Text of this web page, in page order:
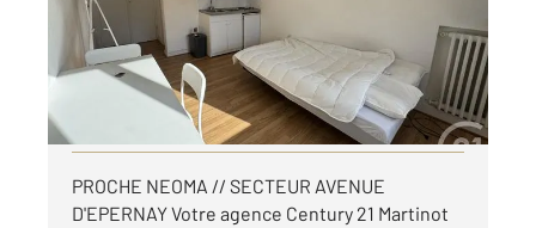
Appartement F1 à louer
540 €
par mois charges comprises
Visiter le site dédié
PROCHE NEOMA // SECTEUR AVENUE
D'EPERNAY Votre agence Century 21 Martinot